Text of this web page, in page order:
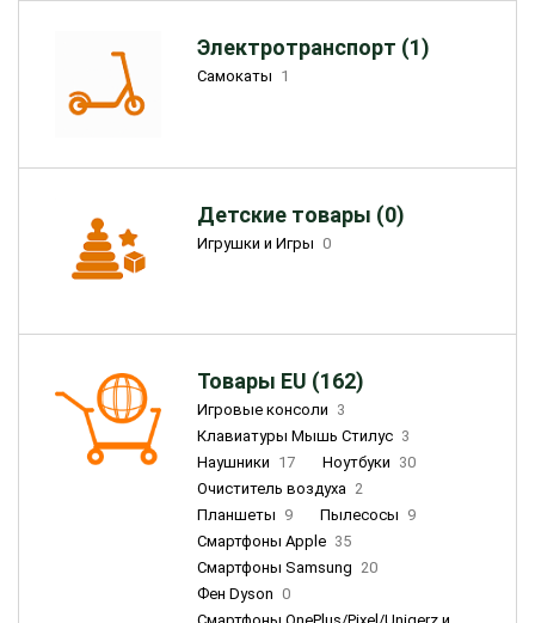
Электротранспорт (1)
Самокаты 1
Детские товары (0)
Игрушки и Игры 0
Товары EU (162)
Игровые консоли 3
Клавиатуры Мышь Стилус 3
Наушники 17 Ноутбуки 30
Очиститель воздуха 2
Планшеты 9 Пылесосы 9
Смартфоны Apple 35
Смартфоны Samsung 20
Фен Dyson 0